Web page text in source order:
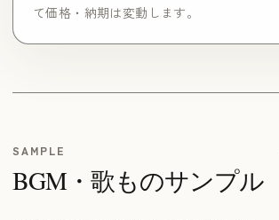
て価格・納期は変動します。
SAMPLE
BGM・歌ものサンプル